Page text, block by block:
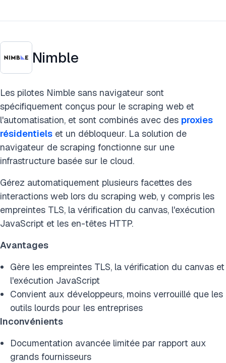
Nimble
Les pilotes Nimble sans navigateur sont
spécifiquement conçus pour le scraping web et
l'automatisation, et sont combinés avec des proxies
résidentiels et un débloqueur. La solution de
navigateur de scraping fonctionne sur une
infrastructure basée sur le cloud.
Gérez automatiquement plusieurs facettes des
interactions web lors du scraping web, y compris les
empreintes TLS, la vérification du canvas, l'exécution
JavaScript et les en-têtes HTTP.
Avantages
Gère les empreintes TLS, la vérification du canvas et
l'exécution JavaScript
Convient aux développeurs, moins verrouillé que les
outils lourds pour les entreprises
Inconvénients
Documentation avancée limitée par rapport aux
grands fournisseurs